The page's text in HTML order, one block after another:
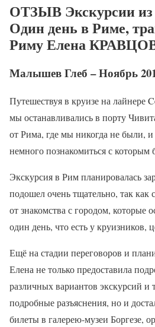
ОТЗЫВ Экскурсии
Один день в Риме,
Риму Елена
Малышев Глеб – Ноябрь
Путешествуя в круизе на лайнере
мы останавливались в порту
от Рима, где мы никогда не были,
немного познакомиться с которым
Экскурсия в Рим планировалась
подошел очень тщательно, так как
от знакомства с городом, которые
один день, что есть у круизников,
Ещё на стадии переговоров и
Елена не только предоставила
различных вариантов экскурсий и
подробные разъяснения, но и
билеты в галерею-музеи Боргезе,